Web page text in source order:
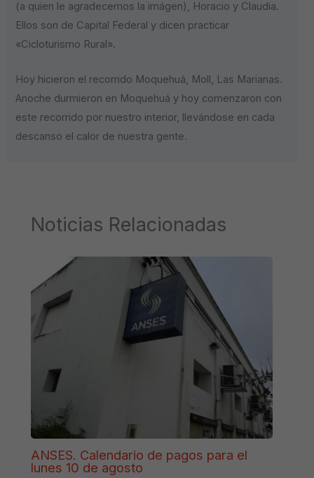
(a quien le agradecemos la imágen), Horacio y Claudia.
Ellos son de Capital Federal y dicen practicar
«Cicloturismo Rural».
Hoy hicieron el recorrido Moquehuá, Moll, Las Marianas.
Anoche durmieron en Moquehuá y hoy comenzaron con
este recorrido por nuestro interior, llevándose en cada
descanso el calor de nuestra gente.
Noticias Relacionadas
ANSES. Calendario de pagos para el
lunes 10 de agosto